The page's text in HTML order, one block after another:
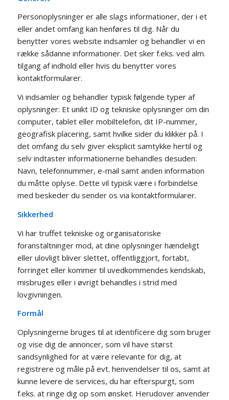
Personoplysninger er alle slags informationer, der i et
eller andet omfang kan henføres til dig. Når du
benytter vores website indsamler og behandler vi en
række sådanne informationer. Det sker f.eks. ved alm.
tilgang af indhold eller hvis du benytter vores
kontaktformularer.
Vi indsamler og behandler typisk følgende typer af
oplysninger: Et unikt ID og tekniske oplysninger om din
computer, tablet eller mobiltelefon, dit IP-nummer,
geografisk placering, samt hvilke sider du klikker på. I
det omfang du selv giver eksplicit samtykke hertil og
selv indtaster informationerne behandles desuden:
Navn, telefonnummer, e-mail samt anden information
du måtte oplyse. Dette vil typisk være i forbindelse
med beskeder du sender os via kontaktformularer.
Sikkerhed
Vi har truffet tekniske og organisatoriske
foranstaltninger mod, at dine oplysninger hændeligt
eller ulovligt bliver slettet, offentliggjort, fortabt,
forringet eller kommer til uvedkommendes kendskab,
misbruges eller i øvrigt behandles i strid med
lovgivningen.
Formål
Oplysningerne bruges til at identificere dig som bruger
og vise dig de annoncer, som vil have størst
sandsynlighed for at være relevante for dig, at
registrere og måle på evt. henvendelser til os, samt at
kunne levere de services, du har efterspurgt, som
f.eks. at ringe dig op som ønsket. Herudover anvender